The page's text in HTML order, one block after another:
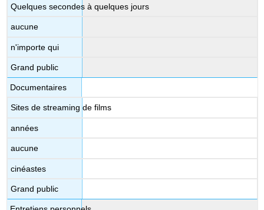
Quelques secondes à quelques jours
aucune
n'importe qui
Grand public
Documentaires
Sites de streaming de films
années
aucune
cinéastes
Grand public